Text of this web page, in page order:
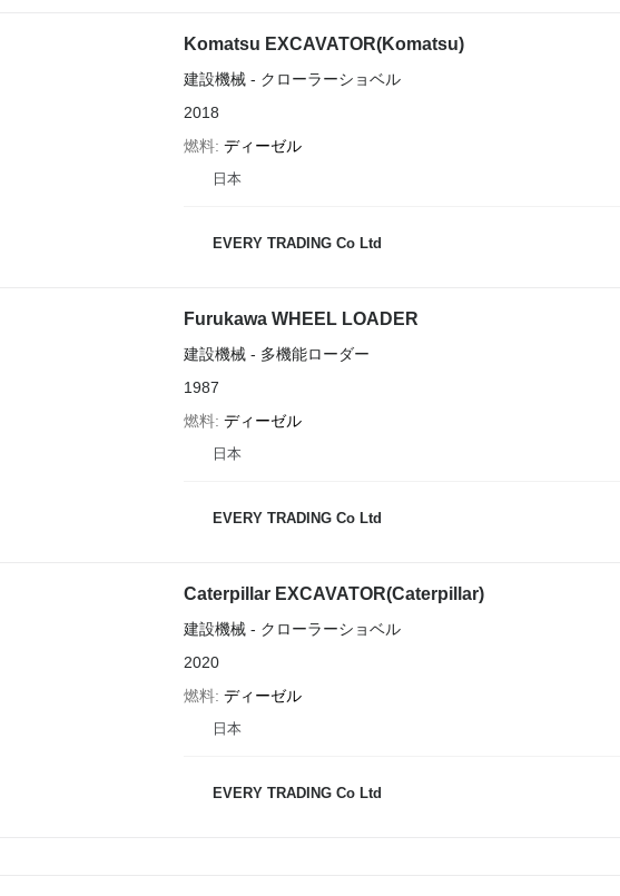
Komatsu EXCAVATOR(Komatsu)
建設機械 - クローラーショベル
2018
燃料 ディーゼル
日本
EVERY TRADING Co Ltd
Furukawa WHEEL LOADER
建設機械 - 多機能ローダー
1987
燃料 ディーゼル
日本
EVERY TRADING Co Ltd
Caterpillar EXCAVATOR(Caterpillar)
建設機械 - クローラーショベル
2020
燃料 ディーゼル
日本
EVERY TRADING Co Ltd